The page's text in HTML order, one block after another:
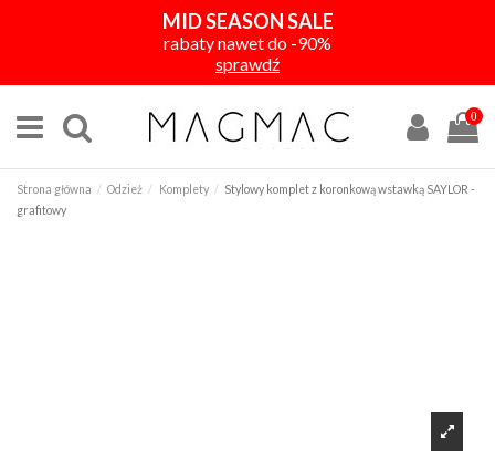
MID SEASON SALE
rabaty nawet do -90%
sprawdź
0
Strona główna Odzież Komplety
Stylowy komplet z koronkową wstawką SAYLOR -
grafitowy